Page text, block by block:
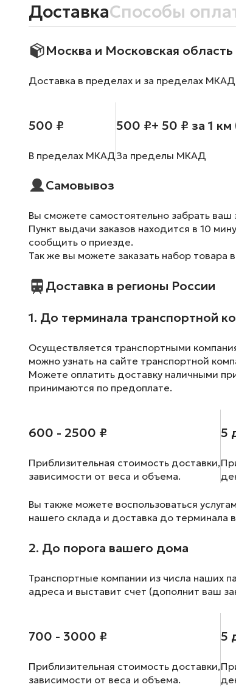
ДоставкаСпособы
Москва и Московская
Доставка в пределах и за пределах
500 ₽
В пределах МКАД
500 ₽+ 50 ₽ за 1
За пределы МКАД
Самовывоз
Вы сможете самостоятельно забрать
Пункт выдачи заказов находится в 10
сообщить о приезде.
Так же вы можете заказать набор
Доставка в регионы России
1. До терминала транспортной
Осуществляется транспортными
можно узнать на сайте транспортной
Можете оплатить доставку наличными
принимаются по предоплате.
600 - 2500 ₽
Приблизительная стоимость доставки,
зависимости от веса и объема.
5
Вы также можете воспользоваться
нашего склада и доставка до терминала
2. До порога вашего дома
Транспортные компании из числа наших
адреса и выставит счет (дополнит ваш
700 - 3000 ₽
Приблизительная стоимость доставки,
зависимости от веса и объема.
5